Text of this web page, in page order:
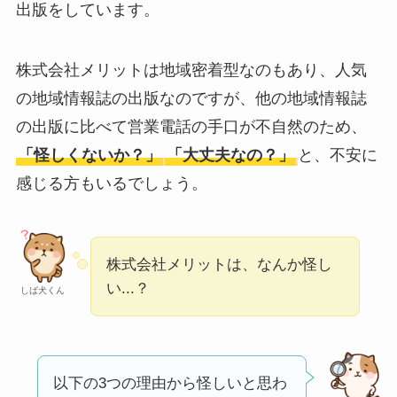
【怪しい？】TikTok
Liteの口コミ・評判
実際どう？
い って本当？
判は実際どう？
出版をしています。
株式会社メリットは地域密着型なのもあり、人気
の地域情報誌の出版なのですが、他の地域情報誌
の出版に比べて営業電話の手口が不自然のため、
「怪しくないか？」 「大丈夫なの？」 と、不安に
感じる方もいるでしょう。
しば犬くん
株式会社メリットは、なんか怪し
い...？
以下の3つの理由から怪しいと思わ